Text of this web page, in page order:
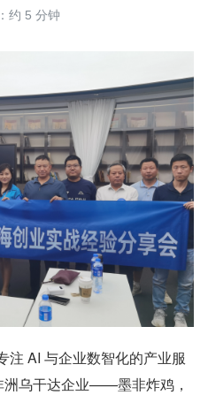
约 5 分钟
注 AI 与企业数智化的产业服
洲乌干达企业——墨非炸鸡，